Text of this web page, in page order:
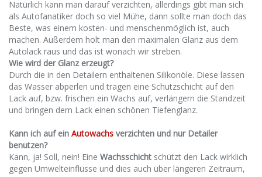
Natürlich kann man darauf verzichten, allerdings gibt man sich
als Autofanatiker doch so viel Mühe, dann sollte man doch das
Beste, was einem kosten- und menschenmöglich ist, auch
machen. Außerdem holt man den maximalen Glanz aus dem
Autolack raus und das ist wonach wir streben.
Wie wird der Glanz erzeugt?
Durch die in den Detailern enthaltenen Silikonöle. Diese lassen
das Wasser abperlen und tragen eine Schutzschicht auf den
Lack auf, bzw. frischen ein Wachs auf, verlängern die Standzeit
und bringen dem Lack einen schönen Tiefenglanz.
Kann ich auf ein Autowachs verzichten und nur Detailer
benutzen?
Kann, ja! Soll, nein! Eine Wachsschicht schützt den Lack wirklich
gegen Umwelteinflüsse und dies auch über längeren Zeitraum,